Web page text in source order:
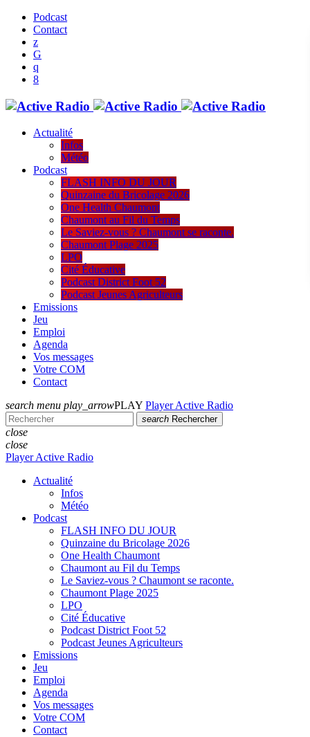
Podcast
Contact
Actualité
Infos
Météo
Podcast
FLASH INFO DU JOUR
Quinzaine du Bricolage 2026
One Health Chaumont
Chaumont au Fil du Temps
Le Saviez-vous ? Chaumont se raconte.
Chaumont Plage 2025
LPO
Cité Éducative
Podcast District Foot 52
Podcast Jeunes Agriculteurs
Emissions
Jeu
Emploi
Agenda
Vos messages
Votre COM
Contact
search menu play_arrowPLAY Player Active Radio
search Rechercher
close
close
Player Active Radio
Actualité
Infos
Météo
Podcast
FLASH INFO DU JOUR
Quinzaine du Bricolage 2026
One Health Chaumont
Chaumont au Fil du Temps
Le Saviez-vous ? Chaumont se raconte.
Chaumont Plage 2025
LPO
Cité Éducative
Podcast District Foot 52
Podcast Jeunes Agriculteurs
Emissions
Jeu
Emploi
Agenda
Vos messages
Votre COM
Contact